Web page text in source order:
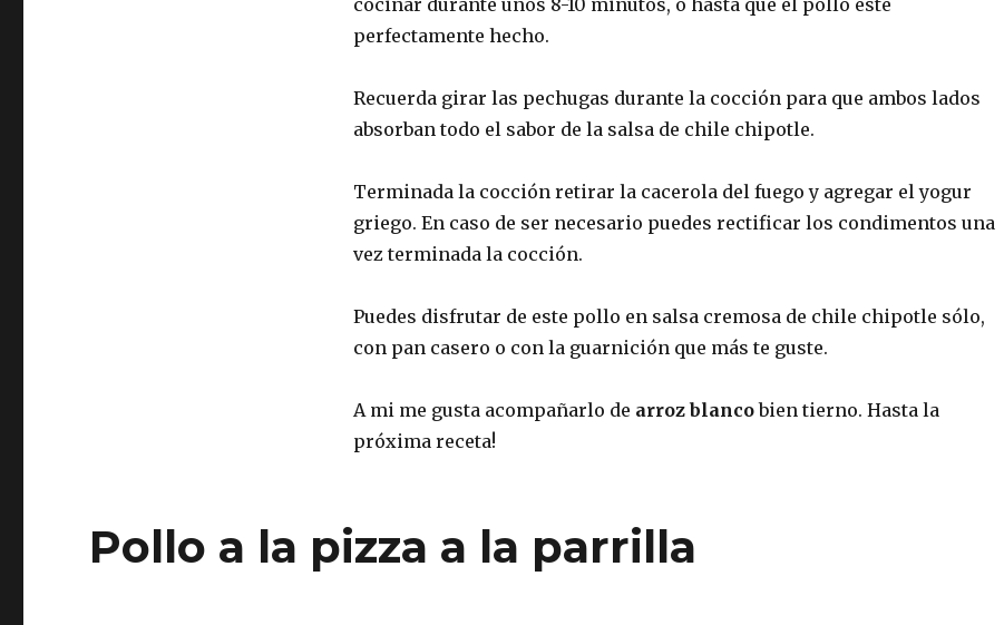
perfectamente hecho.
Recuerda girar las pechugas durante la cocción para que ambos lados
absorban todo el sabor de la salsa de chile chipotle.
Terminada la cocción retirar la cacerola del fuego y agregar el yogur
griego. En caso de ser necesario puedes rectificar los condimentos una
vez terminada la cocción.
Puedes disfrutar de este pollo en salsa cremosa de chile chipotle sólo,
con pan casero o con la guarnición que más te guste.
A mi me gusta acompañarlo de arroz blancobien tierno. Hasta la
próxima receta!
Pollo a la pizza a la parrilla